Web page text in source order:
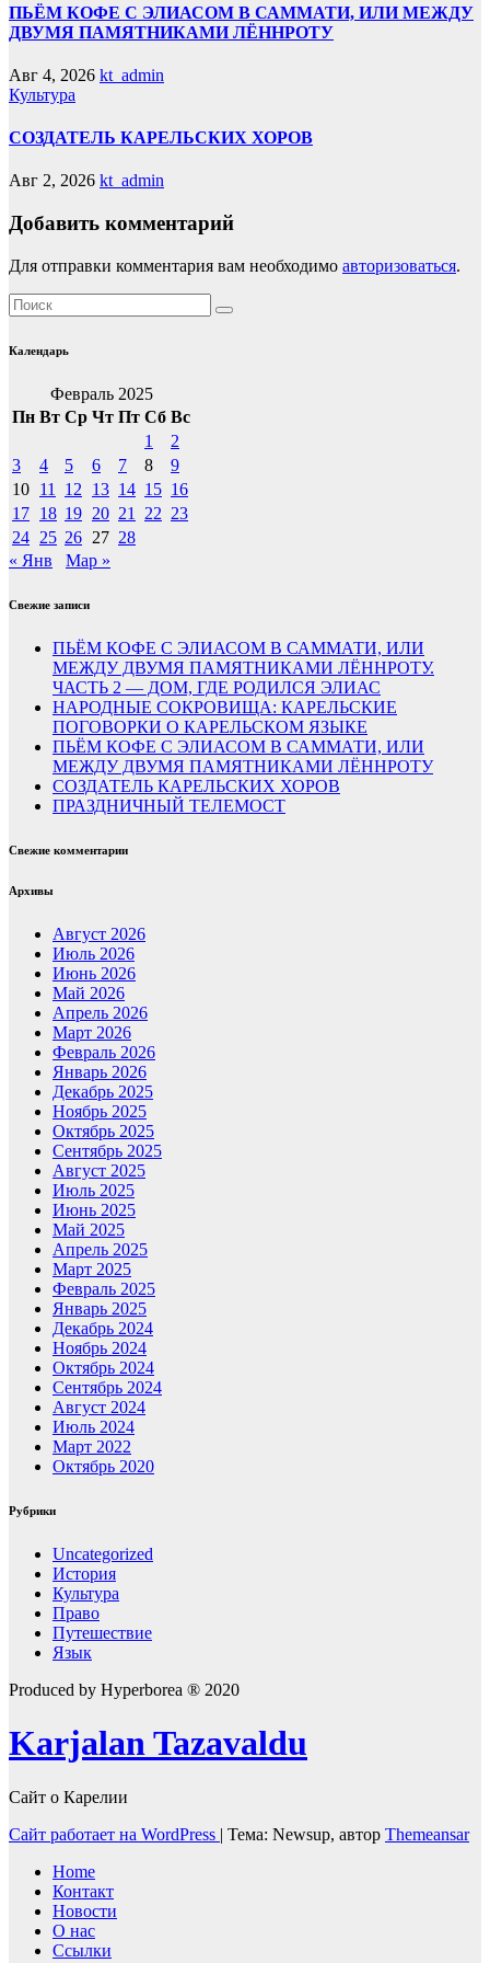
ПЬЁМ КОФЕ С ЭЛИАСОМ В САММАТИ, ИЛИ МЕЖДУ
ДВУМЯ ПАМЯТНИКАМИ ЛЁННРОТУ
Авг 4, 2026 kt_admin
Культура
СОЗДАТЕЛЬ КАРЕЛЬСКИХ ХОРОВ
Авг 2, 2026 kt_admin
Добавить комментарий
Для отправки комментария вам необходимо авторизоваться.
Календарь
Февраль 2025
Пн Вт Ср Чт Пт Сб Вс
1
2
3
4 5 6 7 8
9
10 11 12 13 14 15 16
17 18 19 20 21 22 23
24 25 26 27 28
« Янв
Мар »
Свежие записи
ПЬЁМ КОФЕ С ЭЛИАСОМ В САММАТИ, ИЛИ
МЕЖДУ ДВУМЯ ПАМЯТНИКАМИ ЛЁННРОТУ.
ЧАСТЬ 2 — ДОМ, ГДЕ РОДИЛСЯ ЭЛИАС
НАРОДНЫЕ СОКРОВИЩА: КАРЕЛЬСКИЕ
ПОГОВОРКИ О КАРЕЛЬСКОМ ЯЗЫКЕ
ПЬЁМ КОФЕ С ЭЛИАСОМ В САММАТИ, ИЛИ
МЕЖДУ ДВУМЯ ПАМЯТНИКАМИ ЛЁННРОТУ
СОЗДАТЕЛЬ КАРЕЛЬСКИХ ХОРОВ
ПРАЗДНИЧНЫЙ ТЕЛЕМОСТ
Свежие комментарии
Архивы
Август 2026
Июль 2026
Июнь 2026
Май 2026
Апрель 2026
Март 2026
Февраль 2026
Январь 2026
Декабрь 2025
Ноябрь 2025
Октябрь 2025
Сентябрь 2025
Август 2025
Июль 2025
Июнь 2025
Май 2025
Апрель 2025
Март 2025
Февраль 2025
Январь 2025
Декабрь 2024
Ноябрь 2024
Октябрь 2024
Сентябрь 2024
Август 2024
Июль 2024
Март 2022
Октябрь 2020
Рубрики
Uncategorized
История
Культура
Право
Путешествие
Язык
Produced by Hyperborea ® 2020
Karjalan Tazavaldu
Сайт о Карелии
Сайт работает на WordPress | Тема: Newsup, автор Themeansar
Home
Контакт
Новости
О нас
Ссылки